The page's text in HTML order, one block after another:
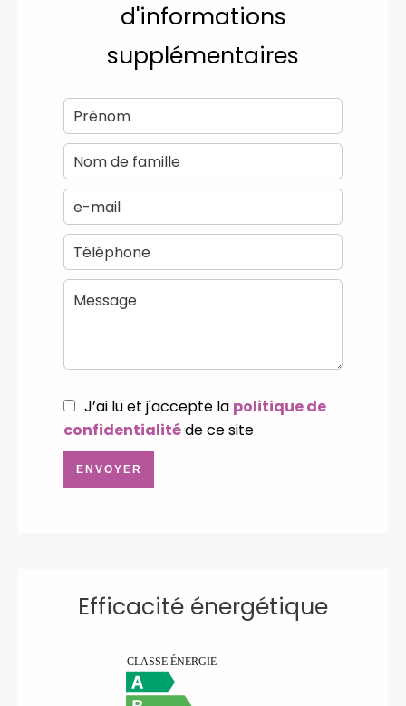
d'informations
supplémentaires
J’ai lu et j'accepte la politique de
confidentialitéde ce site
ENVOYER
Efficacité énergétique